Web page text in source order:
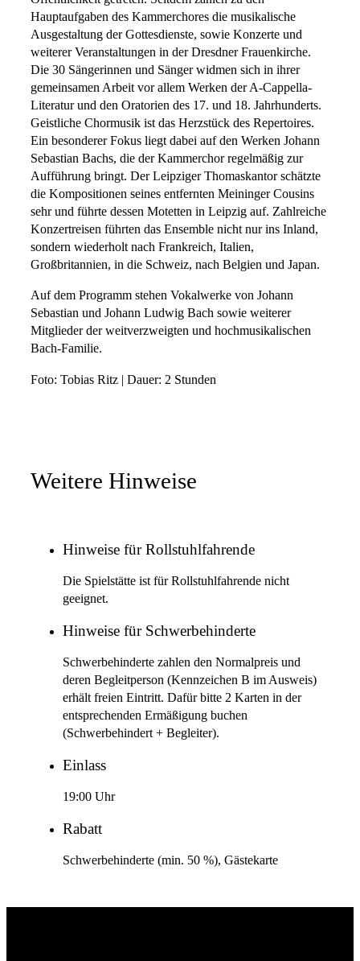
Hauptaufgaben des Kammerchores die musikalische
Ausgestaltung der Gottesdienste, sowie Konzerte und
weiterer Veranstaltungen in der Dresdner Frauenkirche.
Die 30 Sängerinnen und Sänger widmen sich in ihrer
gemeinsamen Arbeit vor allem Werken der A-Cappella-
Literatur und den Oratorien des 17. und 18. Jahrhunderts.
Geistliche Chormusik ist das Herzstück des Repertoires.
Ein besonderer Fokus liegt dabei auf den Werken Johann
Sebastian Bachs, die der Kammerchor regelmäßig zur
Aufführung bringt. Der Leipziger Thomaskantor schätzte
die Kompositionen seines entfernten Meininger Cousins
sehr und führte dessen Motetten in Leipzig auf. Zahlreiche
Konzertreisen führten das Ensemble nicht nur ins Inland,
sondern wiederholt nach Frankreich, Italien,
Großbritannien, in die Schweiz, nach Belgien und Japan.
Auf dem Programm stehen Vokalwerke von Johann
Sebastian und Johann Ludwig Bach sowie weiterer
Mitglieder der weitverzweigten und hochmusikalischen
Bach-Familie.
Foto: Tobias Ritz | Dauer: 2 Stunden
Weitere Hinweise
Hinweise für Rollstuhlfahrende
Die Spielstätte ist für Rollstuhlfahrende nicht
geeignet.
Hinweise für Schwerbehinderte
Schwerbehinderte zahlen den Normalpreis und
deren Begleitperson (Kennzeichen B im Ausweis)
erhält freien Eintritt. Dafür bitte 2 Karten in der
entsprechenden Ermäßigung buchen
(Schwerbehindert + Begleiter).
Einlass
19:00 Uhr
Rabatt
Schwerbehinderte (min. 50 %), Gästekarte